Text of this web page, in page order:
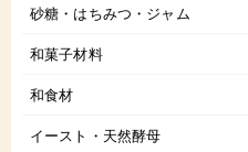
砂糖・はちみつ・ジャム
和菓子材料
和食材
イースト・天然酵母